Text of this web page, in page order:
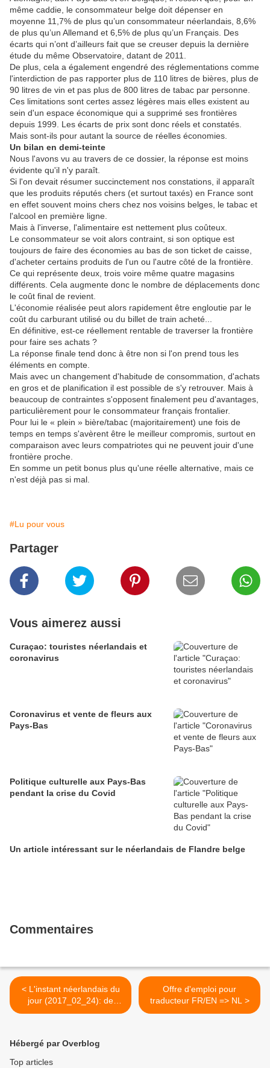
même caddie, le consommateur belge doit dépenser en
moyenne 11,7% de plus qu’un consommateur néerlandais, 8,6%
de plus qu’un Allemand et 6,5% de plus qu’un Français. Des
écarts qui n’ont d’ailleurs fait que se creuser depuis la dernière
étude du même Observatoire, datant de 2011.
De plus, cela a également engendré des réglementations comme
l'interdiction de pas rapporter plus de 110 litres de bières, plus de
90 litres de vin et pas plus de 800 litres de tabac par personne.
Ces limitations sont certes assez légères mais elles existent au
sein d'un espace économique qui a supprimé ses frontières
depuis 1999. Les écarts de prix sont donc réels et constatés.
Mais sont-ils pour autant la source de réelles économies.
Un bilan en demi-teinte
Nous l'avons vu au travers de ce dossier, la réponse est moins
évidente qu'il n'y paraît.
Si l'on devait résumer succinctement nos constations, il apparaît
que les produits réputés chers (et surtout taxés) en France sont
en effet souvent moins chers chez nos voisins belges, le tabac et
l'alcool en première ligne.
Mais à l'inverse, l'alimentaire est nettement plus coûteux.
Le consommateur se voit alors contraint, si son optique est
toujours de faire des économies au bas de son ticket de caisse,
d'acheter certains produits de l'un ou l'autre côté de la frontière.
Ce qui représente deux, trois voire même quatre magasins
différents. Cela augmente donc le nombre de déplacements donc
le coût final de revient.
L'économie réalisée peut alors rapidement être engloutie par le
coût du carburant utilisé ou du billet de train acheté...
En définitive, est-ce réellement rentable de traverser la frontière
pour faire ses achats ?
La réponse finale tend donc à être non si l'on prend tous les
éléments en compte.
Mais avec un changement d'habitude de consommation, d'achats
en gros et de planification il est possible de s'y retrouver. Mais à
beaucoup de contraintes s'opposent finalement peu d'avantages,
particulièrement pour le consommateur français frontalier.
Pour lui le « plein » bière/tabac (majoritairement) une fois de
temps en temps s'avèrent être le meilleur compromis, surtout en
comparaison avec leurs compatriotes qui ne peuvent jouir d'une
frontière proche.
En somme un petit bonus plus qu'une réelle alternative, mais ce
n'est déjà pas si mal.
#Lu pour vous
Partager
Vous aimerez aussi
Curaçao: touristes néerlandais et
coronavirus
Coronavirus et vente de fleurs aux
Pays-Bas
Politique culturelle aux Pays-Bas
pendant la crise du Covid
Un article intéressant sur le néerlandais de Flandre belge
Commentaires
< L'instant néerlandais du
jour (2017_02_24): de
rechtbank van eerste
Offre d'emploi pour
traducteur FR/EN => NL >
Hébergé par Overblog
Top articles